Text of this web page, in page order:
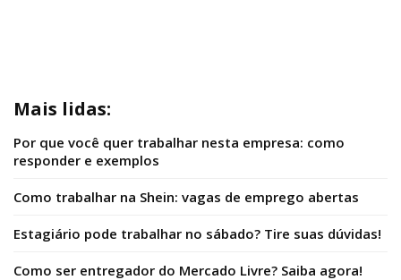
Mais lidas:
Por que você quer trabalhar nesta empresa: como
responder e exemplos
Como trabalhar na Shein: vagas de emprego abertas
Estagiário pode trabalhar no sábado? Tire suas dúvidas!
Como ser entregador do Mercado Livre? Saiba agora!